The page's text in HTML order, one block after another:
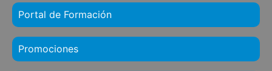
Portal de Formación
Promociones